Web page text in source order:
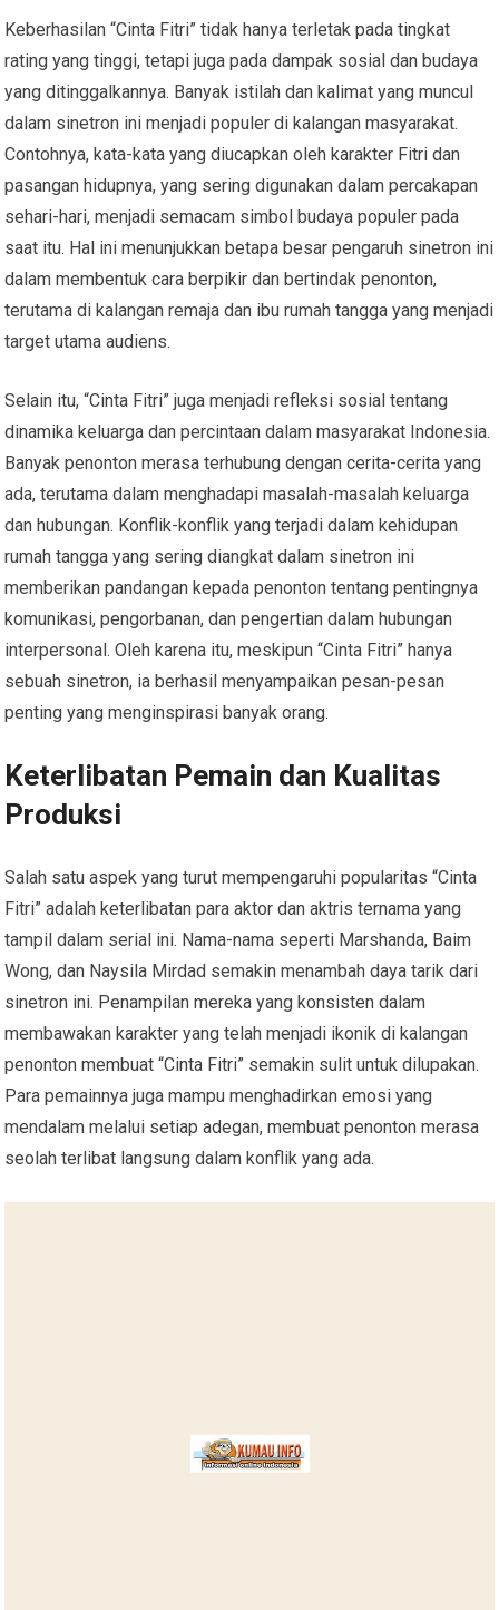
Keberhasilan “Cinta Fitri” tidak hanya terletak pada tingkat
rating yang tinggi, tetapi juga pada dampak sosial dan budaya
yang ditinggalkannya. Banyak istilah dan kalimat yang muncul
dalam sinetron ini menjadi populer di kalangan masyarakat.
Contohnya, kata-kata yang diucapkan oleh karakter Fitri dan
pasangan hidupnya, yang sering digunakan dalam percakapan
sehari-hari, menjadi semacam simbol budaya populer pada
saat itu. Hal ini menunjukkan betapa besar pengaruh sinetron ini
dalam membentuk cara berpikir dan bertindak penonton,
terutama di kalangan remaja dan ibu rumah tangga yang menjadi
target utama audiens.
Selain itu, “Cinta Fitri” juga menjadi refleksi sosial tentang
dinamika keluarga dan percintaan dalam masyarakat Indonesia.
Banyak penonton merasa terhubung dengan cerita-cerita yang
ada, terutama dalam menghadapi masalah-masalah keluarga
dan hubungan. Konflik-konflik yang terjadi dalam kehidupan
rumah tangga yang sering diangkat dalam sinetron ini
memberikan pandangan kepada penonton tentang pentingnya
komunikasi, pengorbanan, dan pengertian dalam hubungan
interpersonal. Oleh karena itu, meskipun “Cinta Fitri” hanya
sebuah sinetron, ia berhasil menyampaikan pesan-pesan
penting yang menginspirasi banyak orang.
Keterlibatan Pemain dan Kualitas
Produksi
Salah satu aspek yang turut mempengaruhi popularitas “Cinta
Fitri” adalah keterlibatan para aktor dan aktris ternama yang
tampil dalam serial ini. Nama-nama seperti Marshanda, Baim
Wong, dan Naysila Mirdad semakin menambah daya tarik dari
sinetron ini. Penampilan mereka yang konsisten dalam
membawakan karakter yang telah menjadi ikonik di kalangan
penonton membuat “Cinta Fitri” semakin sulit untuk dilupakan.
Para pemainnya juga mampu menghadirkan emosi yang
mendalam melalui setiap adegan, membuat penonton merasa
seolah terlibat langsung dalam konflik yang ada.